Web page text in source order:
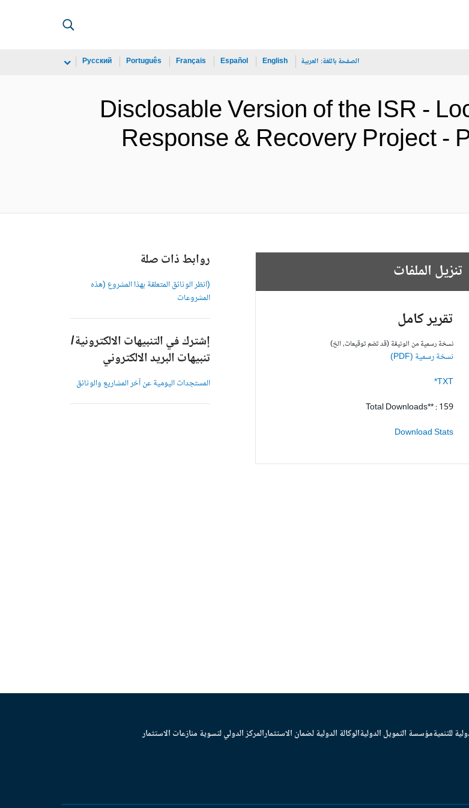
الصفحة باللغة: العربية English
Español
Français
Português
Русский
Disclosable Version of the ISR -
Response & Recovery Project -
تنزيل الملفات
تقرير كامل
نسخة رسمية من الوثيقة (قد تضم توقيعات، الخ)
نسخة رسمية (PDF)
TXT*
Total Downloads** : 159
Download Stats
روابط ذات صلة
(انظر الوثائق المتعلقة بهذا المشروع (هذه
المشروعات
إشترك في التنبيهات الالكترونية/
تنبيهات البريد الالكتروني
المستجدات اليومية عن آخر المشاريع والوثائق
للتنميةمؤسسة التمويل الدوليةالوكالة الدولية لضمان الاستثمارالمركز الدولي لتسوية منازعات الاستثمار